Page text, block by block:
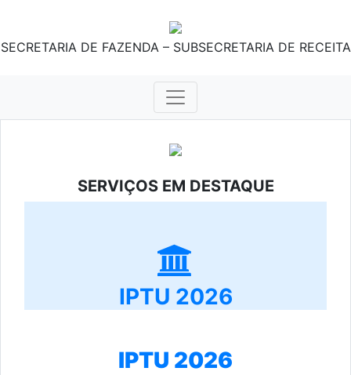
SECRETARIA DE FAZENDA – SUBSECRETARIA DE RECEITA
SERVIÇOS EM DESTAQUE
IPTU 2026
IPTU 2026